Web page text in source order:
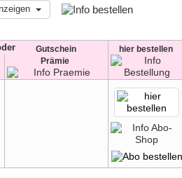
Gutschein
Prämie
hier bestellen